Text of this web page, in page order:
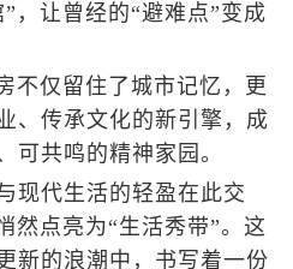
，让曾经的“避难点”变成
仅留住了城市记忆，更
、传承文化的新引擎，成
可共鸣的精神家园。
代生活的轻盈在此交
然点亮为“生活秀带”。这
新的浪潮中，书写着一份